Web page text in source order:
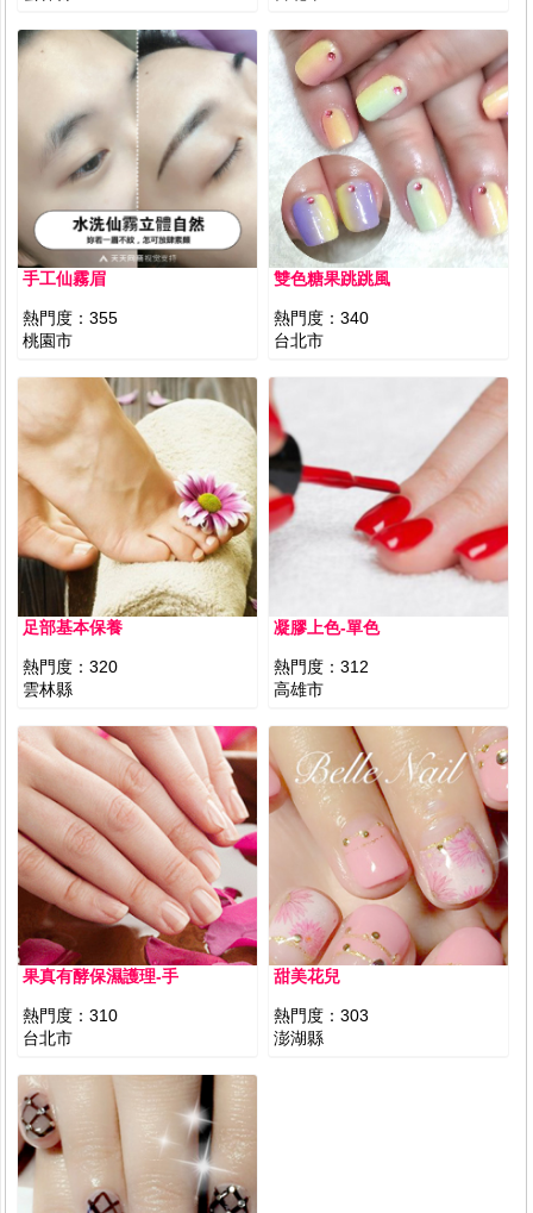
手工仙霧眉
熱門度：355
桃園市
雙色糖果跳跳風
熱門度： 340
台北市
足部基本保養
熱門度：320
雲林縣
凝膠上色-單色
熱門度： 312
高雄市
果真有酵保濕護理-手
熱門度：310
台北市
甜美花兒
熱門度： 303
澎湖縣